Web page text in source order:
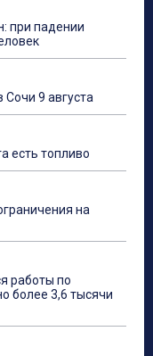
при падении
9 августа
есть топливо
на
работы по
более 3,6 тысячи